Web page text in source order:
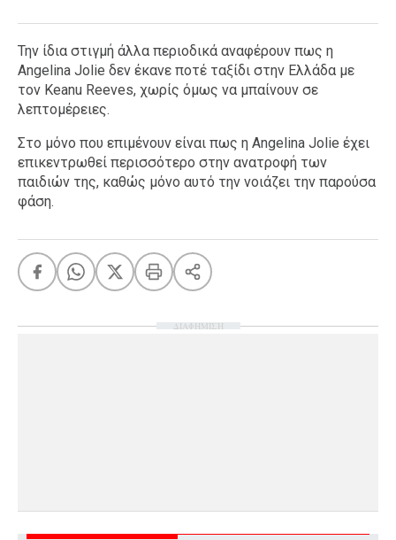
Την ίδια στιγμή άλλα περιοδικά αναφέρουν πως η
Angelina Jolie δεν έκανε ποτέ ταξίδι στην Ελλάδα με
τον Keanu Reeves, χωρίς όμως να μπαίνουν σε
λεπτομέρειες.
Στο μόνο που επιμένουν είναι πως η Angelina Jolie έχει
επικεντρωθεί περισσότερο στην ανατροφή των
παιδιών της, καθώς μόνο αυτό την νοιάζει την παρούσα
φάση.
ΔΙΑΦΗΜΙΣΗ